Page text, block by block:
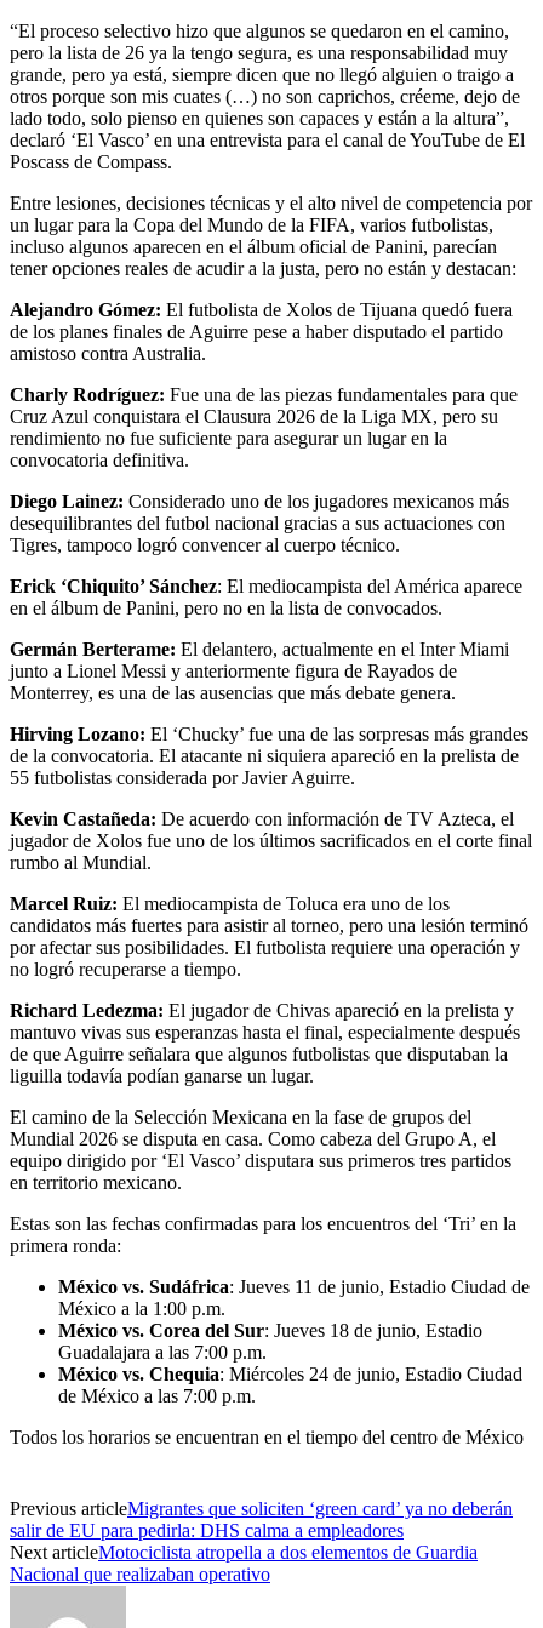
“El proceso selectivo hizo que algunos se quedaron en el camino,
pero la lista de 26 ya la tengo segura, es una responsabilidad muy
grande, pero ya está, siempre dicen que no llegó alguien o traigo a
otros porque son mis cuates (…) no son caprichos, créeme, dejo de
lado todo, solo pienso en quienes son capaces y están a la altura”,
declaró ‘El Vasco’ en una entrevista para el canal de YouTube de El
Poscass de Compass.
Entre lesiones, decisiones técnicas y el alto nivel de competencia por
un lugar para la Copa del Mundo de la FIFA, varios futbolistas,
incluso algunos aparecen en el álbum oficial de Panini, parecían
tener opciones reales de acudir a la justa, pero no están y destacan:
Alejandro Gómez: El futbolista de Xolos de Tijuana quedó fuera
de los planes finales de Aguirre pese a haber disputado el partido
amistoso contra Australia.
Charly Rodríguez: Fue una de las piezas fundamentales para que
Cruz Azul conquistara el Clausura 2026 de la Liga MX, pero su
rendimiento no fue suficiente para asegurar un lugar en la
convocatoria definitiva.
Diego Lainez: Considerado uno de los jugadores mexicanos más
desequilibrantes del futbol nacional gracias a sus actuaciones con
Tigres, tampoco logró convencer al cuerpo técnico.
Erick ‘Chiquito’ Sánchez: El mediocampista del América aparece
en el álbum de Panini, pero no en la lista de convocados.
Germán Berterame: El delantero, actualmente en el Inter Miami
junto a Lionel Messi y anteriormente figura de Rayados de
Monterrey, es una de las ausencias que más debate genera.
Hirving Lozano: El ‘Chucky’ fue una de las sorpresas más grandes
de la convocatoria. El atacante ni siquiera apareció en la prelista de
55 futbolistas considerada por Javier Aguirre.
Kevin Castañeda: De acuerdo con información de TV Azteca, el
jugador de Xolos fue uno de los últimos sacrificados en el corte final
rumbo al Mundial.
Marcel Ruiz: El mediocampista de Toluca era uno de los
candidatos más fuertes para asistir al torneo, pero una lesión terminó
por afectar sus posibilidades. El futbolista requiere una operación y
no logró recuperarse a tiempo.
Richard Ledezma: El jugador de Chivas apareció en la prelista y
mantuvo vivas sus esperanzas hasta el final, especialmente después
de que Aguirre señalara que algunos futbolistas que disputaban la
liguilla todavía podían ganarse un lugar.
El camino de la Selección Mexicana en la fase de grupos del
Mundial 2026 se disputa en casa. Como cabeza del Grupo A, el
equipo dirigido por ‘El Vasco’ disputara sus primeros tres partidos
en territorio mexicano.
Estas son las fechas confirmadas para los encuentros del ‘Tri’ en la
primera ronda:
México vs. Sudáfrica: Jueves 11 de junio, Estadio Ciudad de
México a la 1:00 p.m.
México vs. Corea del Sur: Jueves 18 de junio, Estadio
Guadalajara a las 7:00 p.m.
México vs. Chequia: Miércoles 24 de junio, Estadio Ciudad
de México a las 7:00 p.m.
Todos los horarios se encuentran en el tiempo del centro de México
Previous articleMigrantes que soliciten ‘green card’ ya no deberán
salir de EU para pedirla: DHS calma a empleadores
Next articleMotociclista atropella a dos elementos de Guardia
Nacional que realizaban operativo